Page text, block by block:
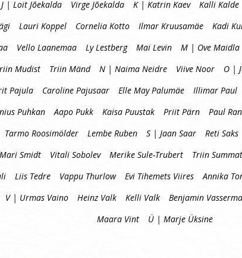
J | Loit Jõekalda Virge Jõekalda K | Katrin Kaev Kalli Kalde
Lauri Koppel Cornelia Kotto Ilmar Kruusamäe Kadi
Vello Laanemaa Ly Lestberg Mai Levin M | Ove Maidla
Mudist Triin Mänd N | Naima Neidre Viive Noor O |
Pajula Caroline Pajusaar Elle May Palumäe Illimar Paul
Puhkan Aapo Pukk Kaisa Puustak Priit Pärn Paul
Tarmo Roosimölder Lembe Ruben S | Jaan Saar Reti Saks
Smidt Vitali Sobolev Merike Sule-Trubert Triin
Liis Tedre Vappu Thurlow Evi Tihemets Viires Annika
V | Urmas Vaino Heinz Valk Kelli Valk Benjamin
Maara Vint
Ü | Marje Üksine